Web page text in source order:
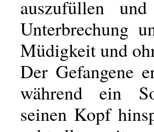
auszufüllen
Unterbrechung
Müdigkeit und
Der Gefangene
während ein
seinen Kopf